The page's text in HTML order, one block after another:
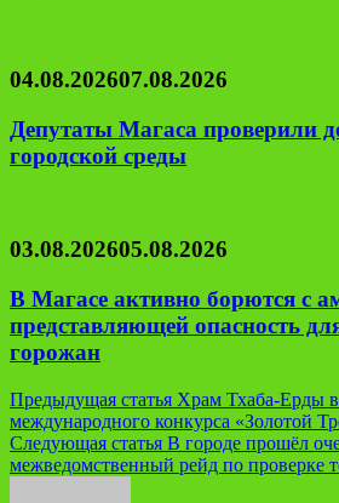
04.08.202607.08.2026
Депутаты Магаса проверили
городской среды
03.08.202605.08.2026
В Магасе активно борются с
представляющей опасность
горожан
Навигация
по
записям
Предыдущая статья Храм Тхаба-Ерды
международного конкурса «Золотой
Следующая статья В городе прошёл
межведомственный рейд по проверке